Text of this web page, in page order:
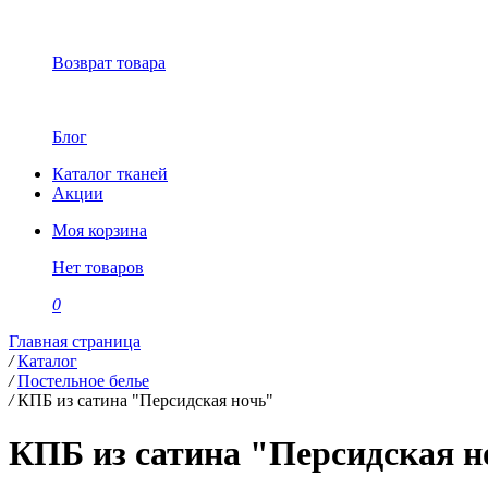
Возврат товара
Блог
Каталог тканей
Акции
Моя корзина
Нет товаров
0
Главная страница
/ Каталог
/ Постельное белье
/ КПБ из сатина "Персидская ночь"
КПБ из сатина "Персидская